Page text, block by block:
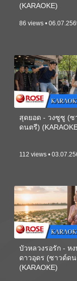
(KARAOKE)
86 views •
สุดยอด - วงซูซู (ซ
ดนตรี)
112 views •
บัวหลวงรอรัก - หง
ดาวอุดร (ซาวด์ด
(KARAOKE)